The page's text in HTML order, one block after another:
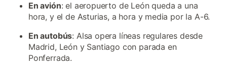
En avión: el aeropuerto de León queda a una
hora, y el de Asturias, a hora y media por la A-6.
En autobús: Alsa opera líneas regulares desde
Madrid, León y Santiago con parada en
Ponferrada.